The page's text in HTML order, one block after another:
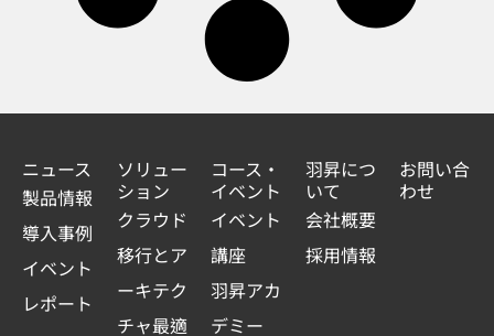
ニュース
製品情報
導入事例
イベント
レポート
ソリュー
ション
クラウド
移行とア
ーキテク
チャ最適
コース・
イベント
イベント
講座
羽昇アカ
デミー
羽昇につ
いて
会社概要
採用情報
お問い合
わせ